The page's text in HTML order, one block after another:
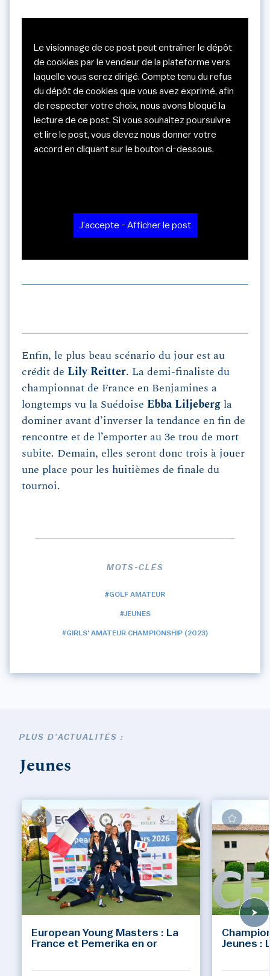
Le visionnage de ce post peut entraîner le dépôt
de cookies par le vendeur de la plateforme vers
laquelle vous serez dirigé. Compte tenu du refus
du dépôt de cookies que vous avez exprimé, afin
de respecter votre choix, nous avons bloqué la
lecture de ce post. Si vous souhaitez poursuivre
et lire le post, vous devez nous donner votre
accord en cliquant sur le bouton ci-dessous.
J'accepte - Afficher le post
Enfin, le plus beau scénario du jour est au
crédit de Lily Reitter. La demi-finaliste du
championnat de France en Benjamines a
longtemps vu la Suédoise Ebba Liljeberg la
dominer avant d’inverser la tendance en fin de
rencontre et de l’emporter au 3e trou de mort
subite. Demain, elles seront donc trois à jouer
une place pour les huitièmes de finale du
tournoi.
MOTS-CLÉS
#GOLF AMATEUR
#JEUNES
#GIRLS' AMATEUR CHAMPIONSHIP (2023)
PLUS D'ACTUALITÉS :
Jeunes
European Young Masters : La
France et Pemerika en or
Jeunes :